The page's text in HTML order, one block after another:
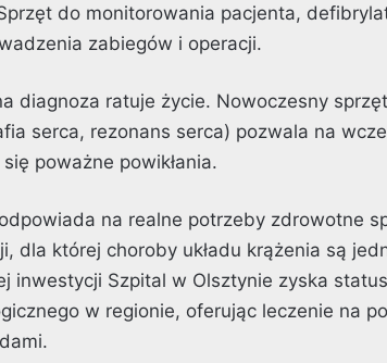
do monitorowania pacjenta,
zabiegów i operacji.
diagnoza ratuje życie. Nowoczesny
serca, rezonans serca) pozwala na
poważne powikłania.
na realne potrzeby zdrowotne
dla której choroby układu krążenia są
inwestycji Szpital w Olsztynie zyska
w regionie, oferując leczenie na